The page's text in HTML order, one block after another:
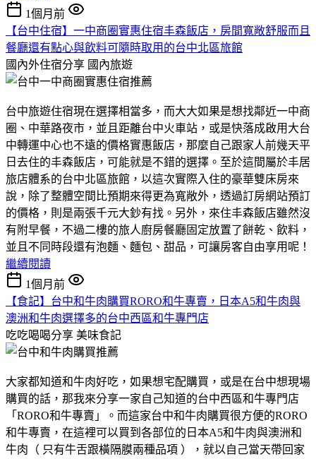
1個月前
【台中住宿】一中商圈實惠住宿丰森飯店，房間寬敞舒服而且
餐廳還有點心與飲料可隨時取用的台中北區旅館
國內外住宿分享 國內旅遊
台中旅遊住宿現在選擇相當多，而大大如果是想找鄰近一中商
圈、中華路夜市，並且距離台中火車站，或是快落成啟用大台
中轉運中心也不遠的價格實惠飯店，那麼自己跟家人前幾天平
日去住的丰森飯店，可能就是不錯的選擇。至於這間屬於丰居
旅店體系的台中北區旅館，以這次實際入住的豪華雙床房來
說，除了整體空間比預期來得更為寬敞外，透過訂房網站預訂
的價格，則是兩張千元大鈔有找。另外，來住丰森飯店雖然沒
有附早餐，不過二樓的旅人廚房餐廳固定放置了餅乾、飲料，
並且不同時段還有泡麵、麵包、甜品，可讓房客自由享用呢！
繼續閱讀
1個月前
【食記】台中和牛肉購買RORO和牛專賣，日本A5和牛肉與
澳洲和牛肉選擇多的台中西區和牛專門店
吃吃喝喝分享 美味食記
大家都知道和牛肉好吃，如果想宅配購買，或是在台中想現場
購買的話，那我來分享一家自己知道的台中西區和牛專門店
「RORO和牛專賣」。而這家台中和牛肉購買很方便的RORO
和牛專賣，在這裡可以買到各部位的日本A5和牛肉與澳洲和
牛肉（ 只有牛舌跟橫隔膜兩種品項 ），就以自己當天帶回家